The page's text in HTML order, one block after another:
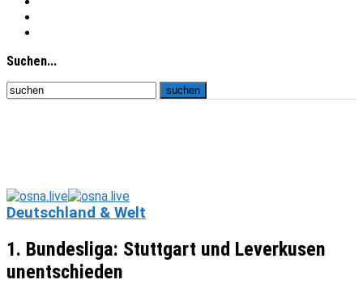
Suchen...
Deutschland & Welt
1. Bundesliga: Stuttgart und Leverkusen
unentschieden